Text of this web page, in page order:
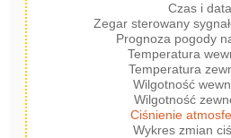
Czas i data
Zegar sterowany
Prognoza pogody
Temperatura
Temperatura
Wilgotność
Wilgotność
Ciśnienie
Wykres zmian